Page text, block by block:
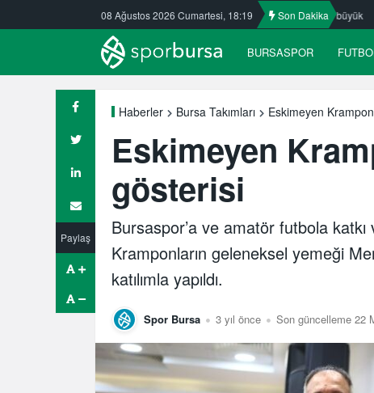
08 Ağustos 2026 Cumartesi, 18:19 Son Dakika
Nilüfer’de yaz okullarına ilgi büyük ULUDAĞ BASKETBOL NE
BURSASPOR
Paylaş
Haberler Bursa Takımları Eskimeyen
Eskimeyen
gösterisi
Bursaspor’a ve amatör futbola
Kramponların geleneksel yemeği
katılımla yapıldı.
Spor Bursa 3 yıl önce Son güncelleme 22